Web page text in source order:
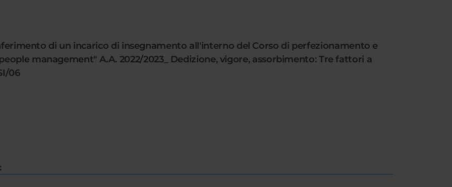
di un incarico di insegnamento all'interno del Corso di perfezionamento e
management" A.A. 2022/2023_ Dedizione, vigore, assorbimento: Tre fattori a
06